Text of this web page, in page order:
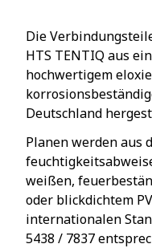
Die
HTS TENTIQ aus
hochwertigem
Deutschland
Planen werden aus
weißen,
oder blickdichtem
internationalen
5438 / 7837